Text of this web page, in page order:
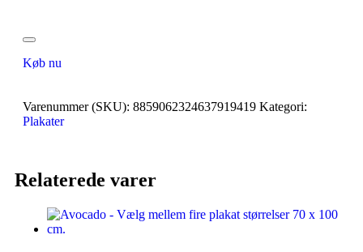
Køb nu
Varenummer (SKU): 8859062324637919419 Kategori:
Plakater
Relaterede varer